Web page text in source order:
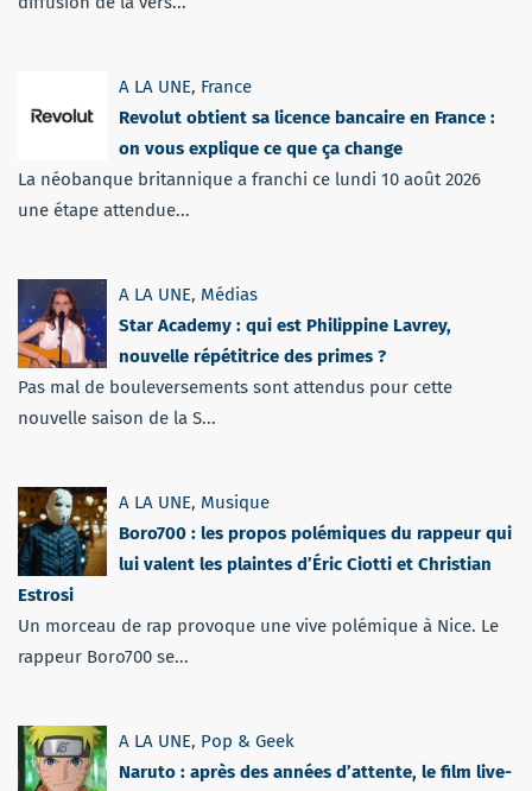
A LA UNE, France
Revolut obtient sa licence bancaire en France :
on vous explique ce que ça change
La néobanque britannique a franchi ce lundi 10 août 2026
une étape attendue...
A LA UNE, Médias
Star Academy : qui est Philippine Lavrey,
nouvelle répétitrice des primes ?
Pas mal de bouleversements sont attendus pour cette
nouvelle saison de la S...
A LA UNE, Musique
Boro700 : les propos polémiques du rappeur qui
lui valent les plaintes d’Éric Ciotti et Christian
Estrosi
Un morceau de rap provoque une vive polémique à Nice. Le
rappeur Boro700 se...
A LA UNE, Pop & Geek
Naruto : après des années d’attente, le film live-